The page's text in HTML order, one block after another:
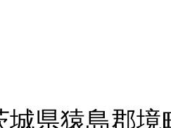
城県猿島郡境